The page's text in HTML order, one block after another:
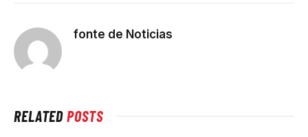
fonte de Noticias
RELATEDPOSTS